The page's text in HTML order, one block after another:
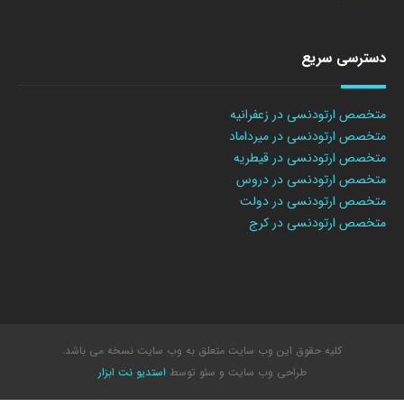
دسترسی سریع
متخصص ارتودنسی در زعفرانیه
متخصص ارتودنسی در میرداماد
متخصص ارتودنسی در قیطریه
متخصص ارتودنسی در دروس
متخصص ارتودنسی در دولت
متخصص ارتودنسی در کرج
کلیه حقوق این وب سایت متعلق به وب سایت نسخه می باشد.
طراحی وب سایت و سئو توسط استدیو نت ابزار